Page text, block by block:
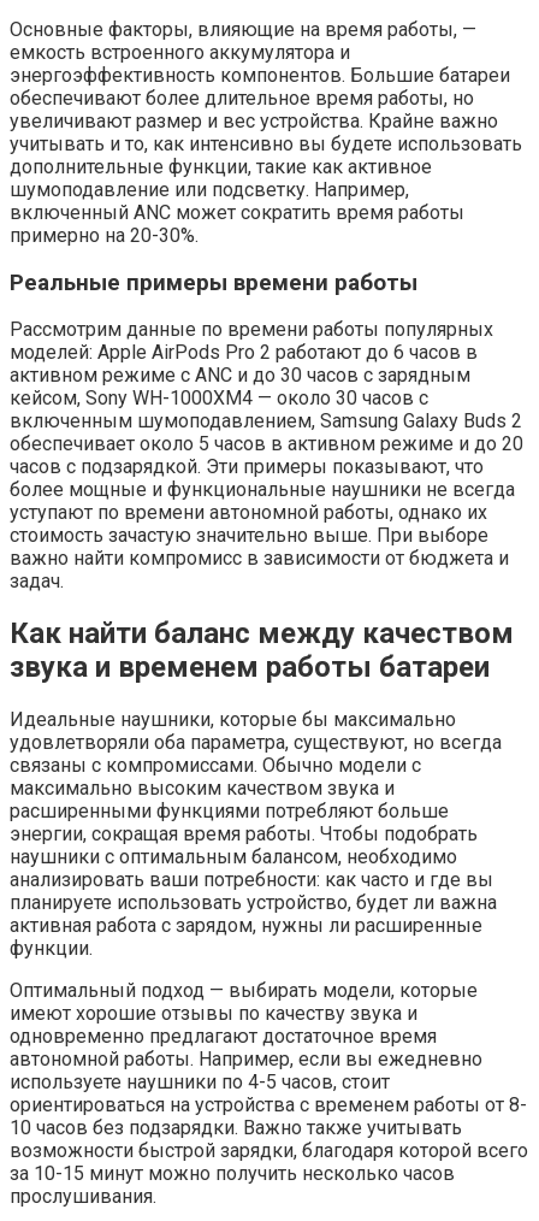
Основные факторы, влияющие на время работы, —
емкость встроенного аккумулятора и
энергоэффективность компонентов. Большие батареи
обеспечивают более длительное время работы, но
увеличивают размер и вес устройства. Крайне важно
учитывать и то, как интенсивно вы будете использовать
дополнительные функции, такие как активное
шумоподавление или подсветку. Например,
включенный ANC может сократить время работы
примерно на 20-30%.
Реальные примеры времени работы
Рассмотрим данные по времени работы популярных
моделей: Apple AirPods Pro 2 работают до 6 часов в
активном режиме с ANC и до 30 часов с зарядным
кейсом, Sony WH-1000XM4 — около 30 часов с
включенным шумоподавлением, Samsung Galaxy Buds 2
обеспечивает около 5 часов в активном режиме и до 20
часов с подзарядкой. Эти примеры показывают, что
более мощные и функциональные наушники не всегда
уступают по времени автономной работы, однако их
стоимость зачастую значительно выше. При выборе
важно найти компромисс в зависимости от бюджета и
задач.
Как найти баланс между качеством
звука и временем работы батареи
Идеальные наушники, которые бы максимально
удовлетворяли оба параметра, существуют, но всегда
связаны с компромиссами. Обычно модели с
максимально высоким качеством звука и
расширенными функциями потребляют больше
энергии, сокращая время работы. Чтобы подобрать
наушники с оптимальным балансом, необходимо
анализировать ваши потребности: как часто и где вы
планируете использовать устройство, будет ли важна
активная работа с зарядом, нужны ли расширенные
функции.
Оптимальный подход — выбирать модели, которые
имеют хорошие отзывы по качеству звука и
одновременно предлагают достаточное время
автономной работы. Например, если вы ежедневно
используете наушники по 4-5 часов, стоит
ориентироваться на устройства с временем работы от 8-
10 часов без подзарядки. Важно также учитывать
возможности быстрой зарядки, благодаря которой всего
за 10-15 минут можно получить несколько часов
прослушивания.